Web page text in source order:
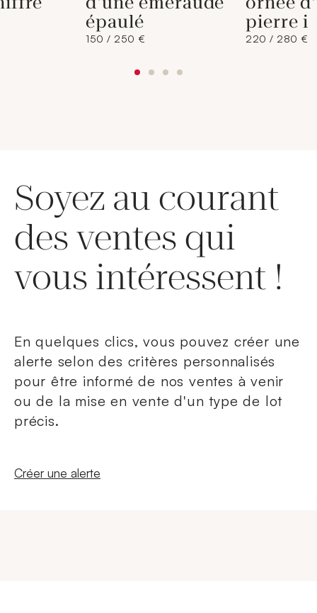
épaulé
150 / 250 €
pierre i
220 / 280 €
Soyez au courant
des ventes qui
vous intéressent !
En quelques clics, vous pouvez créer une
alerte selon des critères personnalisés
pour être informé de nos ventes à venir
ou de la mise en vente d'un type de lot
précis.
Nouvelle fenêtre
Créer une alerte